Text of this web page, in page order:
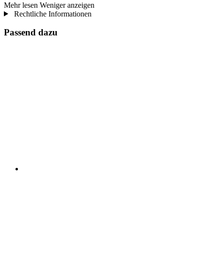
Mehr lesen Weniger anzeigen
Rechtliche Informationen
Passend dazu